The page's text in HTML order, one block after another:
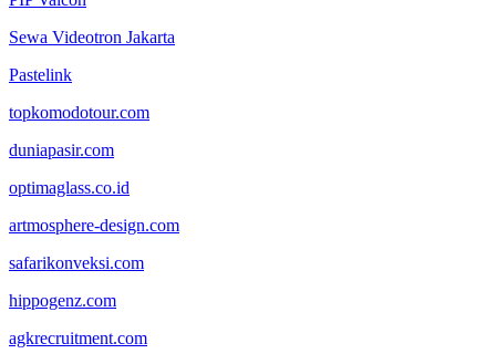
Sewa Videotron Jakarta
Pastelink
topkomodotour.com
duniapasir.com
optimaglass.co.id
artmosphere-design.com
safarikonveksi.com
hippogenz.com
agkrecruitment.com